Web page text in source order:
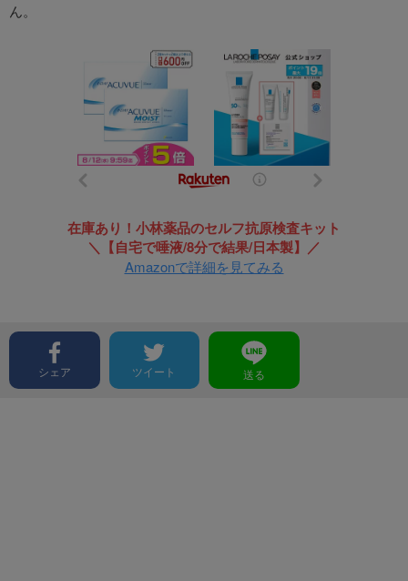
ん。
在庫あり！小林薬品のセルフ抗原検査キット
＼【自宅で唾液/8分で結果/日本製】／
Amazonで詳細を見てみる
シェア ツイート 送る